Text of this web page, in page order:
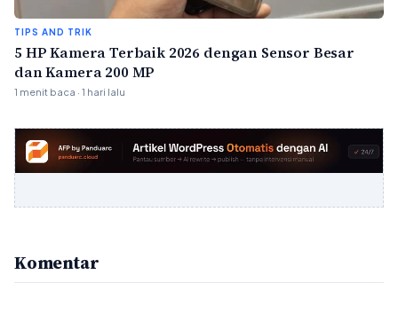
TIPS AND TRIK
5 HP Kamera Terbaik 2026 dengan Sensor Besar
dan Kamera 200 MP
1 menit baca · 1 hari lalu
Komentar